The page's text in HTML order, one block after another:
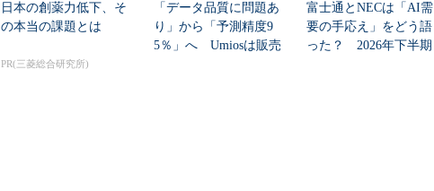
日本の創薬力低下、そ
の本当の課題とは
PR(三菱総合研究所)
「データ品質に問題あ
り」から「予測精度9
5％」へ Umiosは販売
富士通とNECは「AI需
要の手応え」をどう語
った？ 2026年下半期